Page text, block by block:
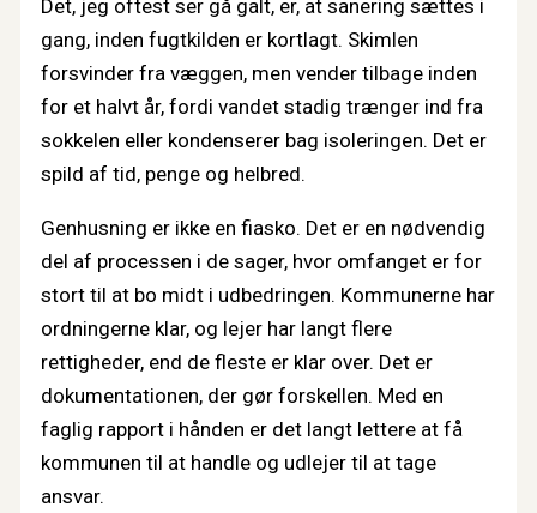
Det, jeg oftest ser gå galt, er, at sanering sættes i
gang, inden fugtkilden er kortlagt. Skimlen
forsvinder fra væggen, men vender tilbage inden
for et halvt år, fordi vandet stadig trænger ind fra
sokkelen eller kondenserer bag isoleringen. Det er
spild af tid, penge og helbred.
Genhusning er ikke en fiasko. Det er en nødvendig
del af processen i de sager, hvor omfanget er for
stort til at bo midt i udbedringen. Kommunerne har
ordningerne klar, og lejer har langt flere
rettigheder, end de fleste er klar over. Det er
dokumentationen, der gør forskellen. Med en
faglig rapport i hånden er det langt lettere at få
kommunen til at handle og udlejer til at tage
ansvar.